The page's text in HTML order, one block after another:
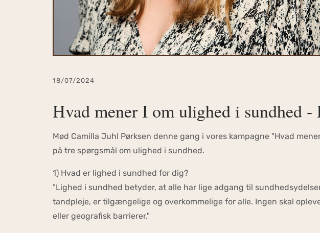
18/07/2024
Hvad mener I om ulighed i sundhed
Mød Camilla Juhl Pørksen denne gang i vores kampagne "Hvad
på tre spørgsmål om ulighed i sundhed.
1) Hvad er lighed i sundhed for dig?
"Lighed i sundhed betyder, at alle har lige adgang til
tandpleje, er tilgængelige og overkommelige for alle. Ingen skal
eller geografisk barrierer."